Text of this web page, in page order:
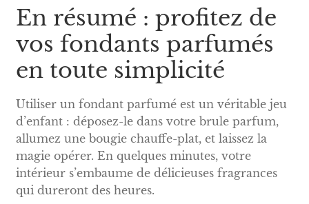
En résumé : profitez de
vos fondants parfumés
en toute simplicité
Utiliser un fondant parfumé est un véritable jeu
d’enfant : déposez-le dans votre brule parfum,
allumez une bougie chauffe-plat, et laissez la
magie opérer. En quelques minutes, votre
intérieur s’embaume de délicieuses fragrances
qui dureront des heures.